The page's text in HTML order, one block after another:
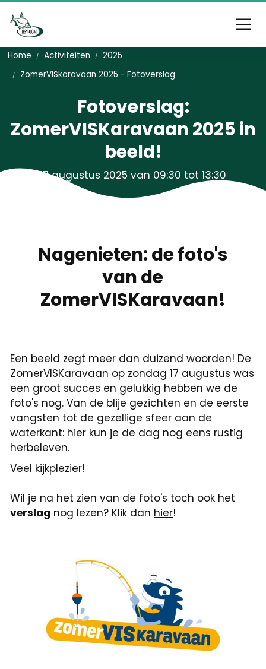
Home Activiteiten
2025
ZomerVISkaravaan 2025 - Fotoverslag
Fotoverslag:
ZomerVISKaravaan 2025 in
beeld!
17 augustus 2025 van 09:30 tot 13:30
Nagenieten: de foto's
van de
ZomerVISKaravaan!
Een beeld zegt meer dan duizend woorden! De
ZomerVISKaravaan op zondag 17 augustus was
een groot succes en gelukkig hebben we de
foto's nog. Van de blije gezichten en de eerste
vangsten tot de gezellige sfeer aan de
waterkant: hier kun je de dag nog eens rustig
herbeleven.
Veel kijkplezier!
Wil je na het zien van de foto's toch ook het
verslag nog lezen? Klik dan hier!